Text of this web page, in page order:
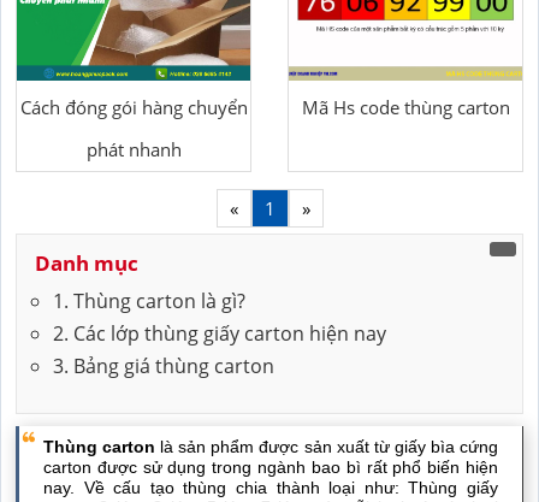
Cách đóng gói hàng chuyển
phát nhanh
Mã Hs code thùng carton
« 1 »
Danh mục
1. Thùng carton là gì?
2. Các lớp thùng giấy carton hiện nay
3. Bảng giá thùng carton
Thùng carton là sản phẩm được sản xuất từ giấy bìa cứng
carton được sử dụng trong ngành bao bì rất phổ biến hiện
nay. Về cấu tạo thùng chia thành loại như: Thùng giấy